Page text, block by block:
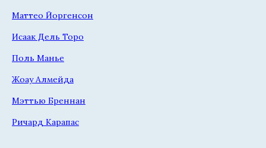
Маттео Йоргенсон
Исаак Дель Торо
Поль Манье
Жоау Алмейда
Мэттью Бреннан
Ричард Карапас